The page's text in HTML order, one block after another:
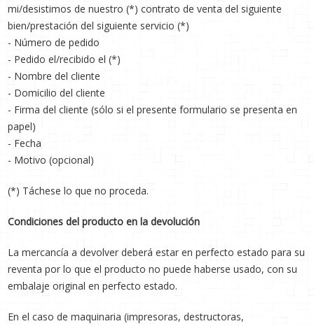
mi/desistimos de nuestro (*) contrato de venta del siguiente
bien/prestación del siguiente servicio (*)
- Número de pedido
- Pedido el/recibido el (*)
- Nombre del cliente
- Domicilio del cliente
- Firma del cliente (sólo si el presente formulario se presenta en
papel)
- Fecha
- Motivo (opcional)
(*) Táchese lo que no proceda.
Condiciones del producto en la devolución
La mercancía a devolver deberá estar en perfecto estado para su
reventa por lo que el producto no puede haberse usado, con su
embalaje original en perfecto estado.
En el caso de maquinaria (impresoras, destructoras,